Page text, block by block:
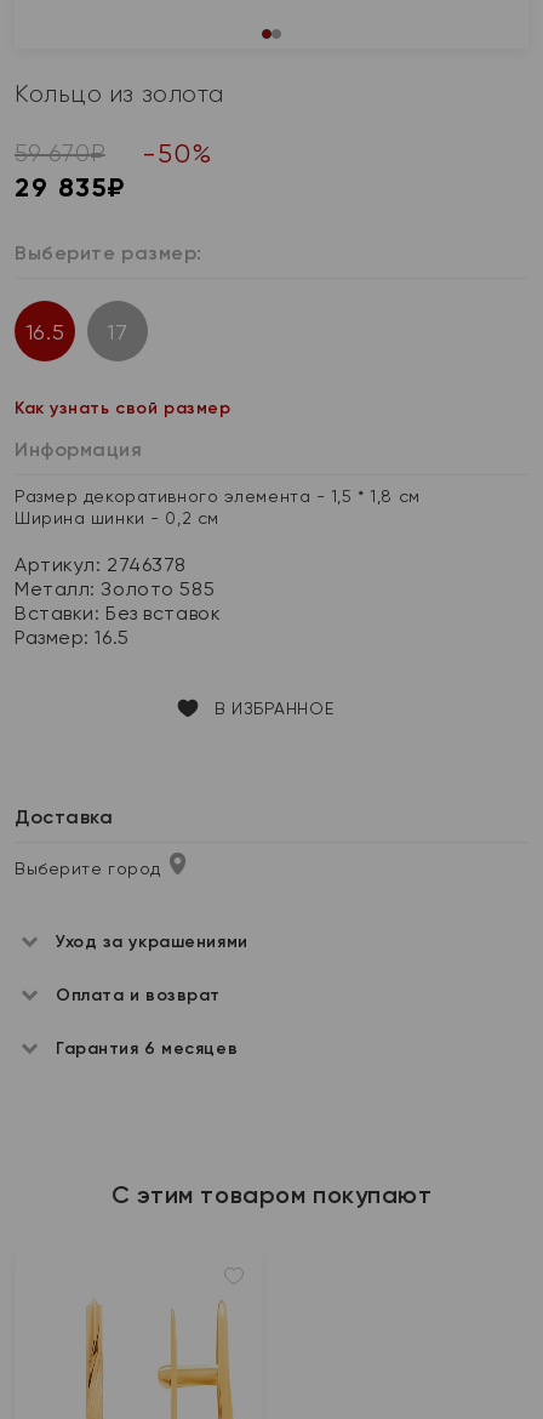
Кольцо из золота
59 670₽ -50%
29 835₽
Выберите размер:
16.5 17
Как узнать свой размер
Информация
Размер декоративного элемента - 1,5 * 1,8 см
Ширина шинки - 0,2 см
Артикул: 2746378
Металл:Золото 585
Вставки: Без вставок
Размер:16.5
В ИЗБРАННОЕ
Доставка
Выберите город
Уход за украшениями
Оплата и возврат
Гарантия 6 месяцев
С этим товаром покупают